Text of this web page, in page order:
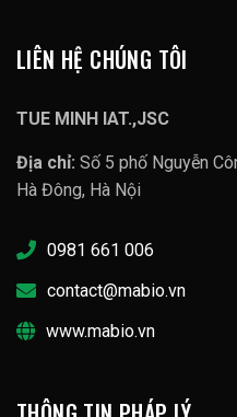
LIÊN HỆ CHÚNG TÔI
TUE MINH IAT.,JSC
Địa chỉ: Số 5 phố Nguyễn
Hà Đông, Hà Nội
0981 661 006
contact@mabio.vn
www.mabio.vn